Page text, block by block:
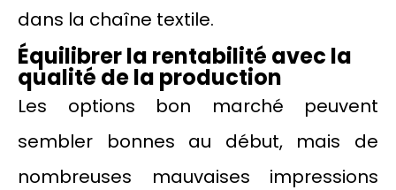
dans la chaîne textile.
Équilibrer la rentabilité avec la
qualité de la production
Les options bon marché peuvent
sembler bonnes au début, mais de
nombreuses mauvaises impressions